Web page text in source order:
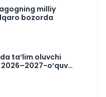
milliy
bozorda
ta‘lim oluvchi
o‘quv